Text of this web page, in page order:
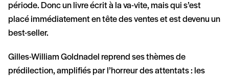
période. Donc un livre écrit à la va-vite, mais qui s’est
placé immédiatement en tête des ventes et est devenu un
best-seller.
Gilles-William Goldnadel reprend ses thèmes de
prédilection, amplifiés par l’horreur des attentats : les